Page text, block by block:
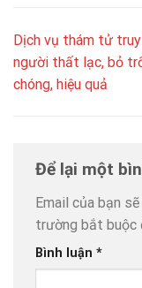
Dịch vụ thám tử
người thất lạc, bỏ
chóng, hiệu quả
Để lại một
Email của bạn
trường bắt buộc
Bình luận *